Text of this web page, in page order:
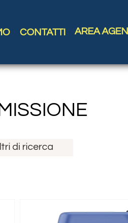
CONTATTI AREA
di ricerca